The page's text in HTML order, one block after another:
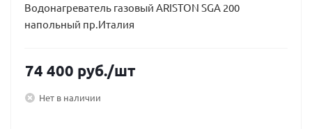
Водонагреватель газовый ARISTON SGA 200
напольный пр.Италия
74 400 руб./шт
Нет в наличии